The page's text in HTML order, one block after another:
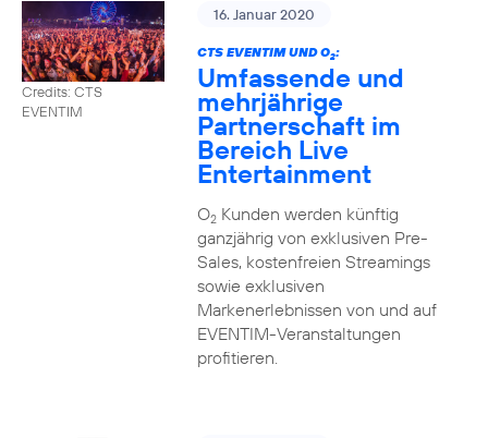
Credits: CTS
EVENTIM
16. Januar 2020
CTS EVENTIM UND O2:
Umfassende und
mehrjährige
Partnerschaft im
Bereich Live
Entertainment
O2Kunden werden künftig
ganzjährig von exklusiven Pre-
Sales, kostenfreien Streamings
sowie exklusiven
Markenerlebnissen von und auf
EVENTIM-Veranstaltungen
profitieren.